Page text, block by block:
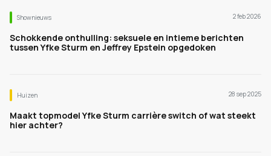
Shownieuws 2 feb 2026
Schokkende onthulling: seksuele en intieme berichten
tussen Yfke Sturm en Jeffrey Epstein opgedoken
Huizen 28 sep 2025
Maakt topmodel Yfke Sturm carrière switch of wat steekt
hier achter?